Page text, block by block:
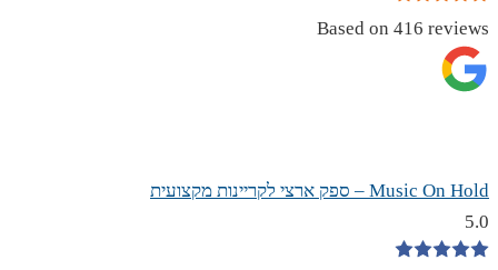
Based on 416 reviews
Music On Hold – ספק ארצי לקריינות מקצועית
5.0